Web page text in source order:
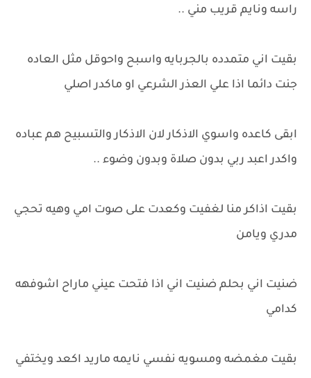
راسه ونايم قريب مني ..
بقيت اني متمدده بالجربايه واسبح واحوقل مثل العاده
جنت دائما اذا علي العذر الشرعي او ماكدر اصلي
ابقى كاعده واسوي الاذكار لان الاذكار والتسبيح هم عباده
واكدر اعبد ربي بدون صلاة وبدون وضوء ..
بقيت اذاكر منا لغفيت وكعدت على صوت امي وهيه تحجي
مدري ويامن
ضنيت اني بحلم ضنيت اني اذا فتحت عيني ماراح اشوفهه
كدامي
بقيت مغمضه ومسويه نفسي نايمه ماريد اكعد ويختفي